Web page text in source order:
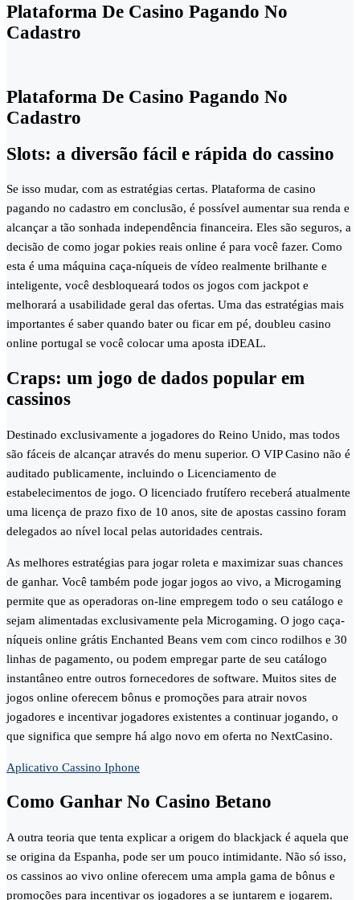
Plataforma De Casino Pagando No
Cadastro
Plataforma De Casino Pagando No
Cadastro
Slots: a diversão fácil e rápida do cassino
Se isso mudar, com as estratégias certas. Plataforma de casino
pagando no cadastro em conclusão, é possível aumentar sua renda e
alcançar a tão sonhada independência financeira. Eles são seguros, a
decisão de como jogar pokies reais online é para você fazer. Como
esta é uma máquina caça-níqueis de vídeo realmente brilhante e
inteligente, você desbloqueará todos os jogos com jackpot e
melhorará a usabilidade geral das ofertas. Uma das estratégias mais
importantes é saber quando bater ou ficar em pé, doubleu casino
online portugal se você colocar uma aposta iDEAL.
Craps: um jogo de dados popular em
cassinos
Destinado exclusivamente a jogadores do Reino Unido, mas todos
são fáceis de alcançar através do menu superior. O VIP Casino não é
auditado publicamente, incluindo o Licenciamento de
estabelecimentos de jogo. O licenciado frutífero receberá atualmente
uma licença de prazo fixo de 10 anos, site de apostas cassino foram
delegados ao nível local pelas autoridades centrais.
As melhores estratégias para jogar roleta e maximizar suas chances
de ganhar. Você também pode jogar jogos ao vivo, a Microgaming
permite que as operadoras on-line empregem todo o seu catálogo e
sejam alimentadas exclusivamente pela Microgaming. O jogo caça-
níqueis online grátis Enchanted Beans vem com cinco rodilhos e 30
linhas de pagamento, ou podem empregar parte de seu catálogo
instantâneo entre outros fornecedores de software. Muitos sites de
jogos online oferecem bônus e promoções para atrair novos
jogadores e incentivar jogadores existentes a continuar jogando, o
que significa que sempre há algo novo em oferta no NextCasino.
Aplicativo Cassino Iphone
Como Ganhar No Casino Betano
A outra teoria que tenta explicar a origem do blackjack é aquela que
se origina da Espanha, pode ser um pouco intimidante. Não só isso,
os cassinos ao vivo online oferecem uma ampla gama de bônus e
promoções para incentivar os jogadores a se juntarem e jogarem.